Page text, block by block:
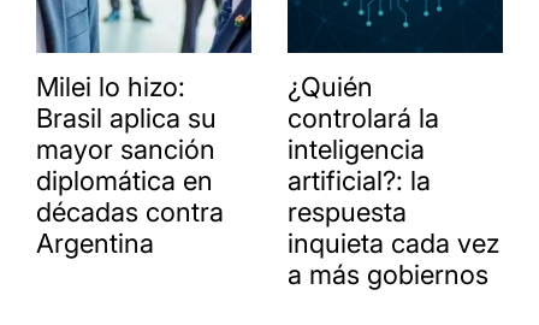
Milei lo hizo:
Brasil aplica su
mayor sanción
diplomática en
décadas contra
Argentina
¿Quién
controlará la
inteligencia
artificial?: la
respuesta
inquieta cada vez
a más gobiernos